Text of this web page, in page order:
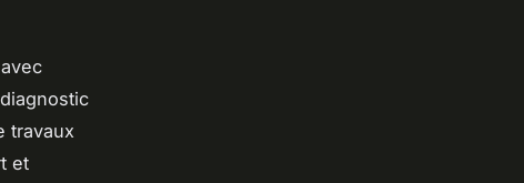
travaux
et